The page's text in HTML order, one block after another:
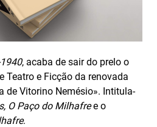
, acaba de sair do prelo o
Teatro e Ficção da renovada
de Vitorino Nemésio». Intitula-
O Paço do Milhafree o
.